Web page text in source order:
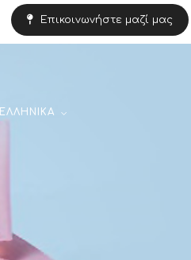
Επικοινωνήστε μαζί μας
ΕΛΛΗΝΙΚΆ